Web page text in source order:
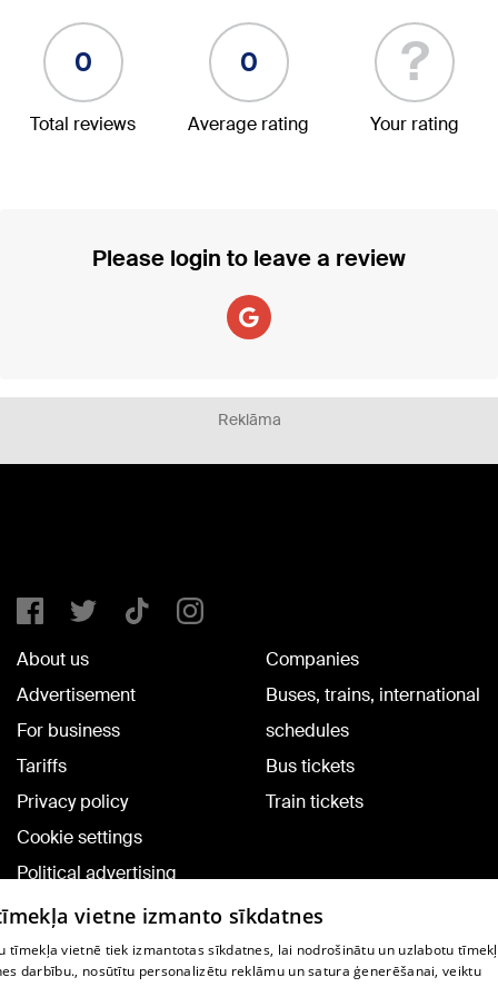
0
Total reviews
0
Average rating
?
Your rating
Please login to leave a review
Reklāma
About us
Advertisement
For business
Tariffs
Privacy policy
Cookie settings
Political advertising
Cookie policy
Commenting terms
Companies
Buses, trains, international
schedules
Bus tickets
Train tickets
vietne izmanto sīkdatnes
tīmekļa vietnē tiek izmantotas sīkdatnes, lai nodrošinātu un uzlabotu
darbību., nosūtītu personalizētu reklāmu un satura ģenerēšanai, veiktu